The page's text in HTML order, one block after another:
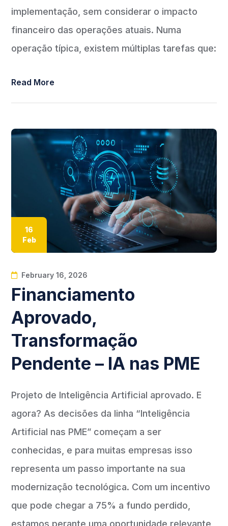
implementação, sem considerar o impacto
financeiro das operações atuais. Numa
operação típica, existem múltiplas tarefas que:
Read More
16
Feb
February 16, 2026
Financiamento
Aprovado,
Transformação
Pendente – IA nas PME
Projeto de Inteligência Artificial aprovado. E
agora? As decisões da linha “Inteligência
Artificial nas PME” começam a ser
conhecidas, e para muitas empresas isso
representa um passo importante na sua
modernização tecnológica. Com um incentivo
que pode chegar a 75% a fundo perdido,
estamos perante uma oportunidade relevante